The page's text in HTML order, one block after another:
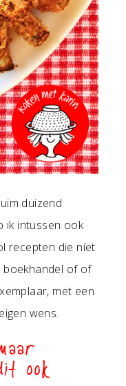
duizend
ik intussen ook
recepten die níet
boekhandel of of
met een
wens.
ook